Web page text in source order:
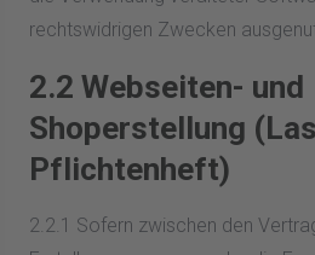
rechtswidrigen Zwecken
2.2 Webseiten- und
Shoperstellung
Pflichtenheft)
2.2.1 Sofern zwischen den